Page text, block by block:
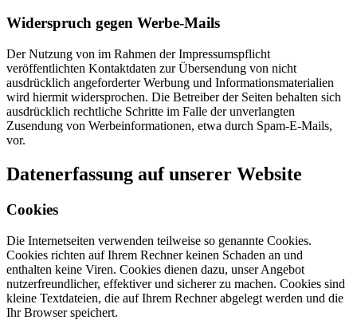
Widerspruch gegen Werbe-Mails
Der Nutzung von im Rahmen der Impressumspflicht
veröffentlichten Kontaktdaten zur Übersendung von nicht
ausdrücklich angeforderter Werbung und Informationsmaterialien
wird hiermit widersprochen. Die Betreiber der Seiten behalten sich
ausdrücklich rechtliche Schritte im Falle der unverlangten
Zusendung von Werbeinformationen, etwa durch Spam-E-Mails,
vor.
Datenerfassung auf unserer Website
Cookies
Die Internetseiten verwenden teilweise so genannte Cookies.
Cookies richten auf Ihrem Rechner keinen Schaden an und
enthalten keine Viren. Cookies dienen dazu, unser Angebot
nutzerfreundlicher, effektiver und sicherer zu machen. Cookies sind
kleine Textdateien, die auf Ihrem Rechner abgelegt werden und die
Ihr Browser speichert.